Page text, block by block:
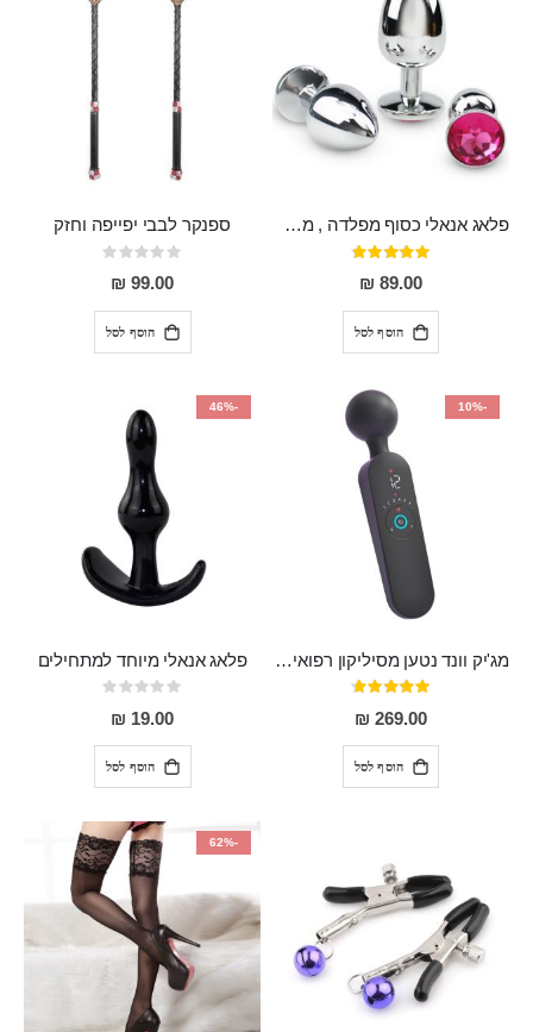
פלאג אנאלי כסוף מפלדה , מתאים ללבישה מתחת לבגדים, בגודל 7.3 על 2.8 ס"מ
דירוג:
97%
89.00 ₪
הוסף לסל
ספנקר לבבי יפייפה וחזק
Rating:
0%
99.00 ₪
הוסף לסל
-10%
מג'יק וונד נטען מסיליקון רפואי חזק בעל 12 מצבי רטט ו6 מהירויות שונות ROMI
דירוג:
93%
269.00 ₪
הוסף לסל
-46%
פלאג אנאלי מיוחד למתחילים
Rating:
0%
19.00 ₪
הוסף לסל
-62%